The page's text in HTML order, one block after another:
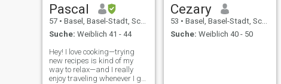
Pascal
57 • Basel, Basel-Stadt, Schweiz
Suche: Weiblich 41 - 44
Hey! I love cooking—trying
new recipes is kind of my
way to relax—and I really
enjoy traveling whenever I get
Cezary
53 • Basel, Basel-Stadt, Schweiz
Suche: Weiblich 40 - 50